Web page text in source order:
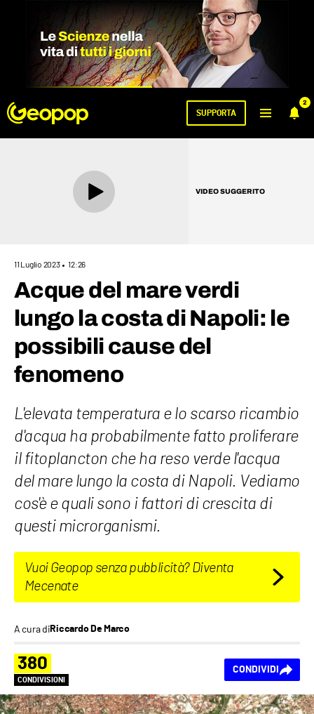
2
SUPPORTA
VIDEO SUGGERITO
11 Luglio 2023 12:26
Acque del mare verdi
lungo la costa di Napoli: le
possibili cause del
fenomeno
L'elevata temperatura e lo scarso ricambio
d'acqua ha probabilmente fatto proliferare
il fitoplancton che ha reso verde l'acqua
del mare lungo la costa di Napoli. Vediamo
cos'è e quali sono i fattori di crescita di
questi microrganismi.
Vuoi Geopop senza pubblicità? Diventa
Mecenate
A cura diRiccardo De Marco
380
CONDIVISIONI
CONDIVIDI